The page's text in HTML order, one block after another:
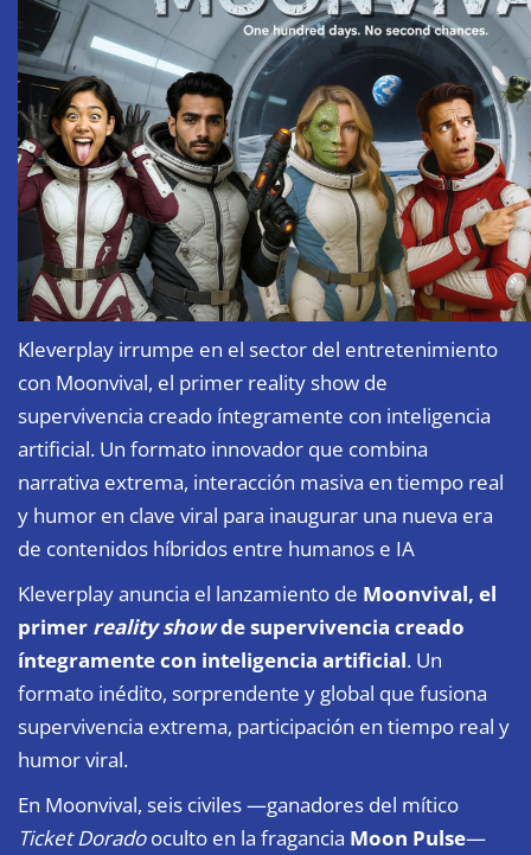
Kleverplay irrumpe en el sector del entretenimiento
con Moonvival, el primer reality show de
supervivencia creado íntegramente con inteligencia
artificial. Un formato innovador que combina
narrativa extrema, interacción masiva en tiempo real
y humor en clave viral para inaugurar una nueva era
de contenidos híbridos entre humanos e IA
Kleverplay anuncia el lanzamiento de Moonvival, el
primer reality showde supervivencia creado
íntegramente con inteligencia artificial. Un
formato inédito, sorprendente y global que fusiona
supervivencia extrema, participación en tiempo real y
humor viral.
En Moonvival, seis civiles —ganadores del mítico
Ticket Doradooculto en la fragancia Moon Pulse—